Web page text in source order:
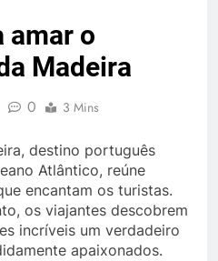
amar o
Madeira
0 3 Mins
destino português
Atlântico, reúne
encantam os turistas.
os viajantes descobrem
incríveis um verdadeiro
apaixonados.